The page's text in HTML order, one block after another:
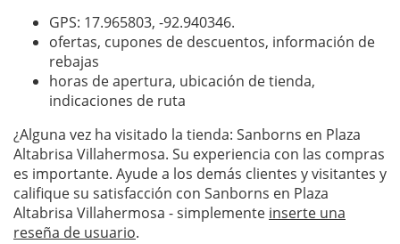
GPS: 17.965803, -92.940346.
ofertas, cupones de descuentos, información de
rebajas
horas de apertura, ubicación de tienda,
indicaciones de ruta
¿Alguna vez ha visitado la tienda: Sanborns en Plaza
Altabrisa Villahermosa. Su experiencia con las compras
es importante. Ayude a los demás clientes y visitantes y
califique su satisfacción con Sanborns en Plaza
Altabrisa Villahermosa - simplemente inserte una
reseña de usuario.